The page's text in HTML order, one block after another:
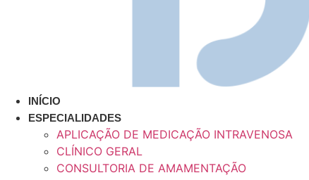
INÍCIO
ESPECIALIDADES
APLICAÇÃO DE MEDICAÇÃO INTRAVENOSA
CLÍNICO GERAL
CONSULTORIA DE AMAMENTAÇÃO